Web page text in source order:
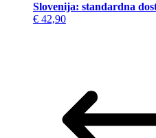
Slovenija: standardna
€ 42,90